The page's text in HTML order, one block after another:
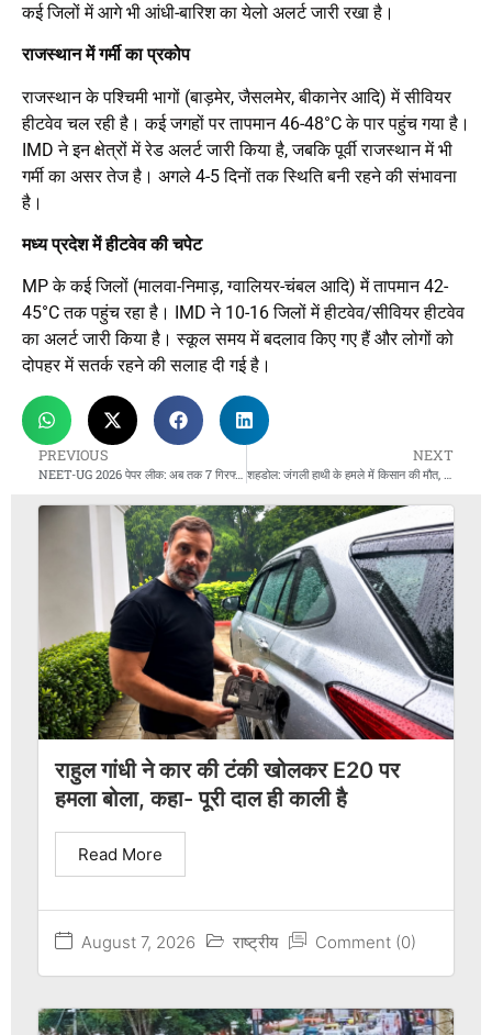
कई जिलों में आगे भी आंधी-बारिश का येलो अलर्ट जारी रखा है।
राजस्थान में गर्मी का प्रकोप
राजस्थान के पश्चिमी भागों (बाड़मेर, जैसलमेर, बीकानेर आदि) में सीवियर
हीटवेव चल रही है। कई जगहों पर तापमान 46-48°C के पार पहुंच गया है।
IMD ने इन क्षेत्रों में रेड अलर्ट जारी किया है, जबकि पूर्वी राजस्थान में भी
गर्मी का असर तेज है। अगले 4-5 दिनों तक स्थिति बनी रहने की संभावना
है।
मध्य प्रदेश में हीटवेव की चपेट
MP के कई जिलों (मालवा-निमाड़, ग्वालियर-चंबल आदि) में तापमान 42-
45°C तक पहुंच रहा है। IMD ने 10-16 जिलों में हीटवेव/सीवियर हीटवेव
का अलर्ट जारी किया है। स्कूल समय में बदलाव किए गए हैं और लोगों को
दोपहर में सतर्क रहने की सलाह दी गई है।
PREVIOUS
NEET-UG 2026 पेपर लीक: अब तक 7 गिरफ्तार, CBI ने तेज की छानबीन
NEXT
राहुल गांधी ने कार की टंकी खोलकर E20 पर
हमला बोला, कहा- पूरी दाल ही काली है
August 7, 2026 राष्ट्रीय Comment (0)
Read More